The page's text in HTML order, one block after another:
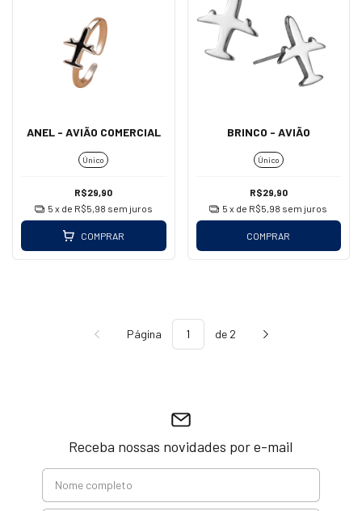
ANEL - AVIÃO COMERCIAL
Único
R$29,90
5 x de R$5,98 sem juros
COMPRAR
BRINCO - AVIÃO
Único
R$29,90
5 x de R$5,98 sem juros
COMPRAR
Página de 2
Receba nossas novidades por e-mail